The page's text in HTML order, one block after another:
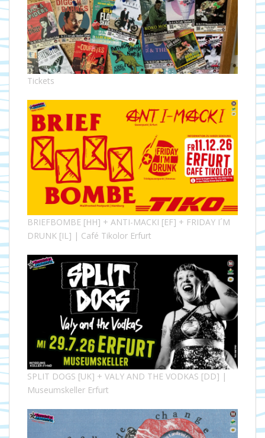
Tickets
BRIEFBOMBE [HH] + ANTI-MACKI [EF] + FRIDAY I´M
DRUNK [IL] | Café Tikolor Erfurt
SPLIT DOGS [UK] + VALY AND THE VODKAS [DD] |
Museumskeller Erfurt